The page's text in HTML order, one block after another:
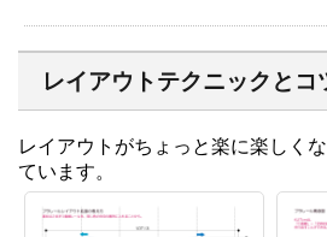
レイアウトテクニックとコ
レイアウトがちょっと楽に楽しく
ています。